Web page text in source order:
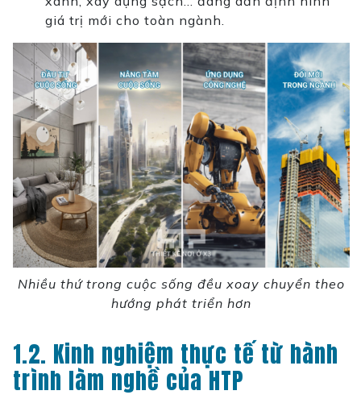
giá trị mới cho toàn ngành.
Nhiều thứ trong cuộc sống đều xoay chuyển theo
hướng phát triển hơn
1.2. Kinh nghiệm thực tế từ hành
trình làm nghề của HTP